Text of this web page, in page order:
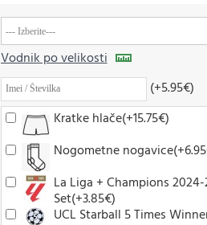
Vodnik po velikosti
(+5.95€)
Kratke hlače(+15.75€)
Nogometne
La Liga + Champions
Set(+3.85€)
UCL Starball 5 Times